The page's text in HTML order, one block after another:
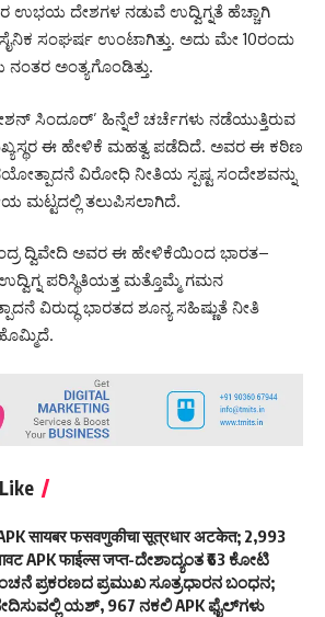
ದೇಶಗಳ ನಡುವೆ ಉದ್ವಿಗ್ನತೆ ಹೆಚ್ಚಾಗಿ
ಸಂಘರ್ಷ ಉಂಟಾಗಿತ್ತು. ಅದು ಮೇ 10ರಂದು
ಅಂತ್ಯಗೊಂಡಿತ್ತು.
ಸಿಂದೂರ್’ ಹಿನ್ನೆಲೆ ಚರ್ಚೆಗಳು ನಡೆಯುತ್ತಿರುವ
ಈ ಹೇಳಿಕೆ ಮಹತ್ವ ಪಡೆದಿದೆ. ಅವರ ಈ ಕಠಿಣ
ವಿರೋಧಿ ನೀತಿಯ ಸ್ಪಷ್ಟ ಸಂದೇಶವನ್ನು
ಮಟ್ಟದಲ್ಲಿ ತಲುಪಿಸಲಾಗಿದೆ.
ದ್ವಿವೇದಿ ಅವರ ಈ ಹೇಳಿಕೆಯಿಂದ ಭಾರತ–
ಪರಿಸ್ಥಿತಿಯತ್ತ ಮತ್ತೊಮ್ಮೆ ಗಮನ
ವಿರುದ್ಧ ಭಾರತದ ಶೂನ್ಯ ಸಹಿಷ್ಣುತೆ ನೀತಿ
APK सायबर फसवणुकीचा सूत्रधार अटकेत; 2,993
APK फाईल्स जप्त-ದೇಶಾದ್ಯಂತ ₹63 ಕೋಟಿ
ಪ್ರಕರಣದ ಪ್ರಮುಖ ಸೂತ್ರಧಾರನ ಬಂಧನ;
ಯಶ್, 967 ನಕಲಿ APK ಫೈಲ್‌ಗಳು